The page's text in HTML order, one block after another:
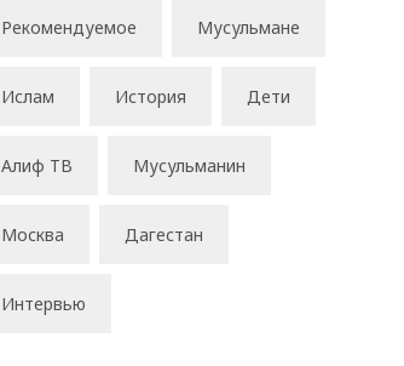
Рекомендуемое Мусульмане
Ислам История Дети
Алиф ТВ Мусульманин
Москва Дагестан
Интервью